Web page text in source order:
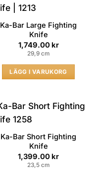
Ka-Bar Large Fighting
Knife
1,749.00 kr
29,9 cm
LÄGG I VARUKORG
Ka-Bar Short Fighting
Knife
1,399.00 kr
23,5 cm